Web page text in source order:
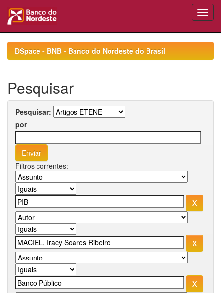
navigationDSpace - BNB - Banco do Nordeste do Brasil
Pesquisar
Pesquisar:
por
Filtros correntes: